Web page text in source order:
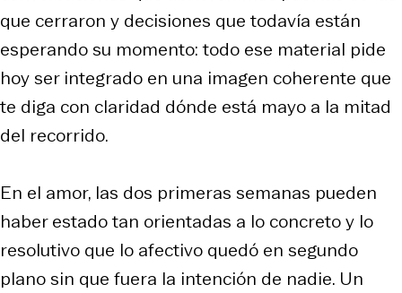
que cerraron y decisiones que todavía están
esperando su momento: todo ese material pide
hoy ser integrado en una imagen coherente que
te diga con claridad dónde está mayo a la mitad
del recorrido.
En el amor, las dos primeras semanas pueden
haber estado tan orientadas a lo concreto y lo
resolutivo que lo afectivo quedó en segundo
plano sin que fuera la intención de nadie. Un